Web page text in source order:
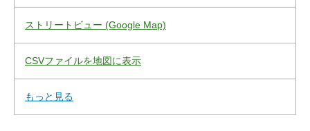
ストリートビュー (Google Map)
CSVファイルを地図に表示
もっと見る